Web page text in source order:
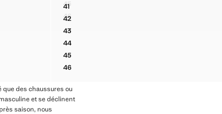
45SANDALES DE PLAGE À BRIDES
46SANDALES DE PLAGE À BRIDES
41BASKETS CUIR EMPIÈCEMENT CONTRASTANT
42BASKETS CUIR EMPIÈCEMENT CONTRASTANT
43BASKETS CUIR EMPIÈCEMENT CONTRASTANT
44BASKETS CUIR EMPIÈCEMENT CONTRASTANT
45BASKETS CUIR EMPIÈCEMENT CONTRASTANT
46BASKETS CUIR EMPIÈCEMENT CONTRASTANT
des chaussures ou
et se déclinent
saison, nous